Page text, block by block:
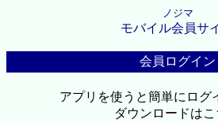
ノジマ
モバイル会員サ
会員ログイン
アプリを使うと簡単にログ
ダウンロードはこ